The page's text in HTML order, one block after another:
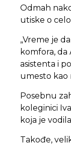
Odmah
utiske o
„Vreme je
komfora, da
asistenta i
umesto kao
Posebnu
koleginici
koja je
Takođe,